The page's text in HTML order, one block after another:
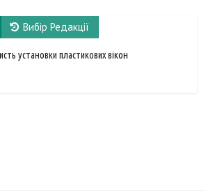
Вибір Редакції
установки пластикових вікон